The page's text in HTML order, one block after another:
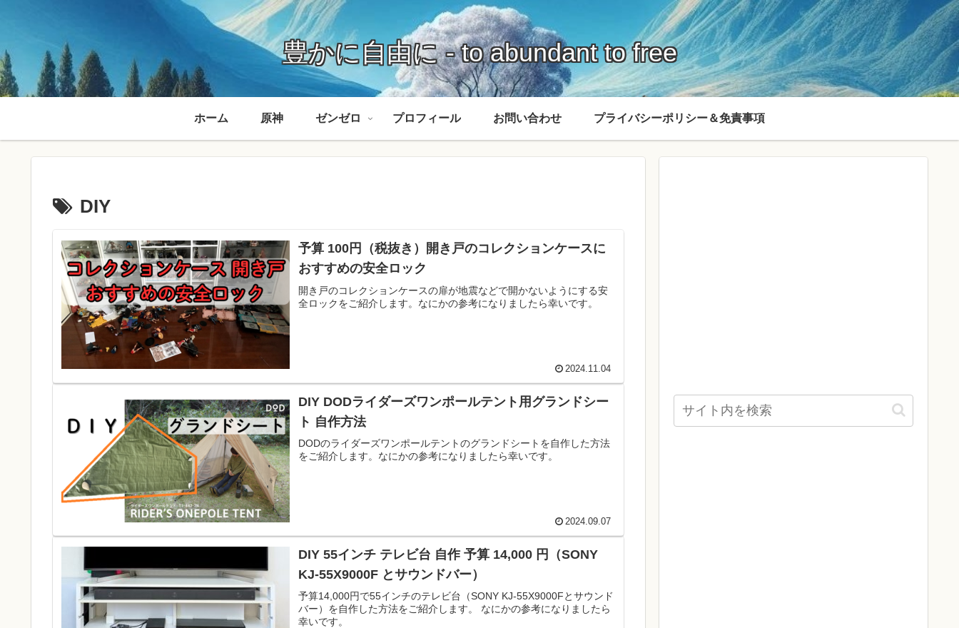
豊かに自由に - to abundant to free
ホーム 原神 ゼンゼロ プロフィール お問い合わせ プライバシーポリシー＆免責事項
DIY
予算 100円（税抜き）開き戸のコレクションケースに
おすすめの安全ロック
開き戸のコレクションケースの扉が地震などで開かないようにする安
全ロックをご紹介します。なにかの参考になりましたら幸いです。
2024.11.04
DIY DODライダーズワンポールテント用グランドシー
ト 自作方法
DODのライダーズワンポールテントのグランドシートを自作した方法
をご紹介します。なにかの参考になりましたら幸いです。
2024.09.07
DIY 55インチ テレビ台 自作 予算 14,000 円（SONY
KJ-55X9000F とサウンドバー）
予算14,000円で55インチのテレビ台（SONY KJ-55X9000Fとサウンド
バー）を自作した方法をご紹介します。 なにかの参考になりましたら
幸いです。